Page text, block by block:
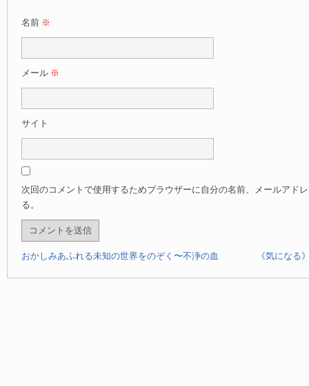
名前 ※
メール ※
サイト
次回のコメントで使用するためブラウザーに自分の名前、メールアド
る。
おかしみあふれる未知の世界をのぞく〜不浄の血 《気になる